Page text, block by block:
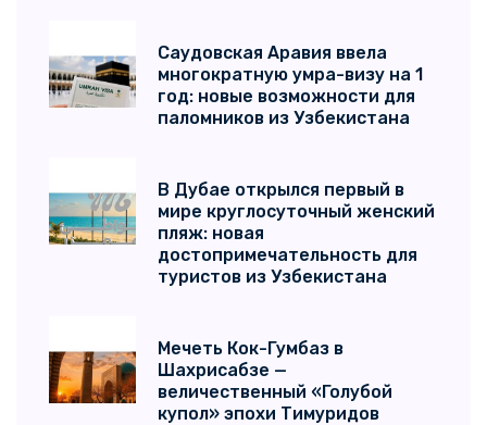
Саудовская Аравия ввела
многократную умра-визу на 1
год: новые возможности для
паломников из Узбекистана
В Дубае открылся первый в
мире круглосуточный женский
пляж: новая
достопримечательность для
туристов из Узбекистана
Мечеть Кок-Гумбаз в
Шахрисабзе —
величественный «Голубой
купол» эпохи Тимуридов